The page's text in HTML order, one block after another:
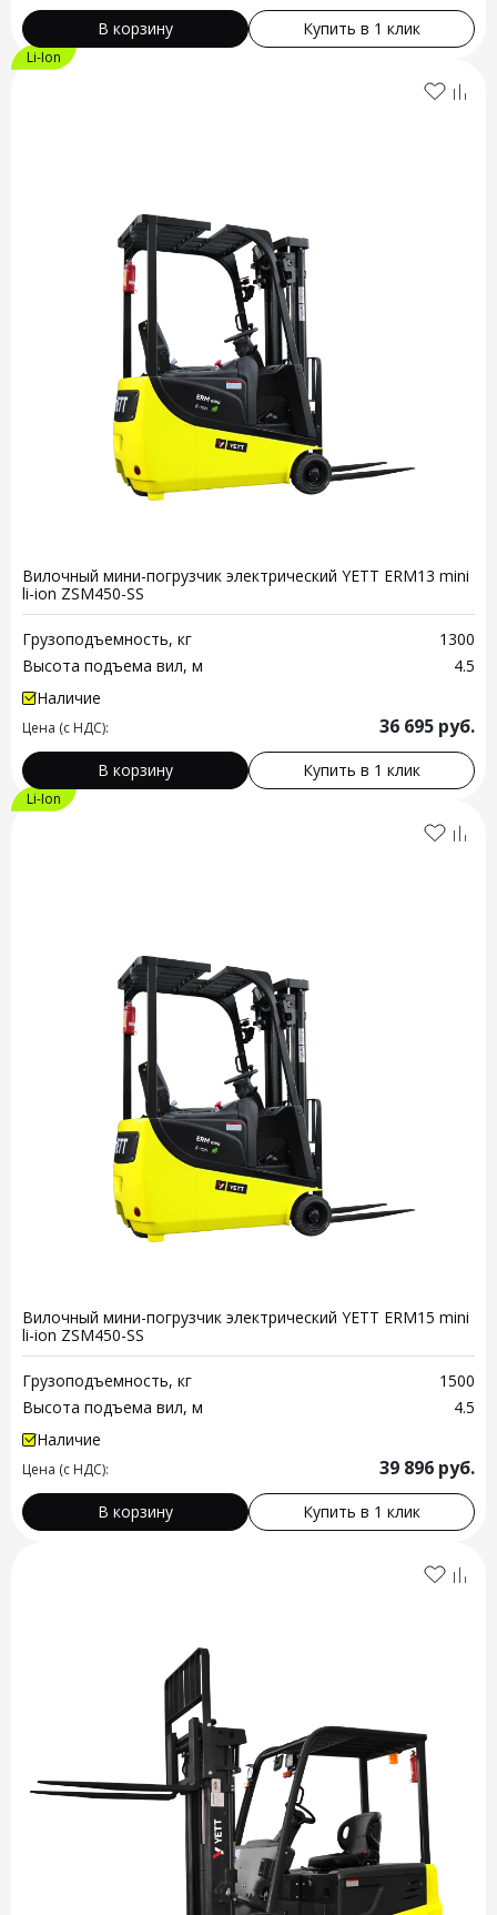
В корзину Купить в 1 клик
Li-Ion
Вилочный мини-погрузчик электрический YETT ERM13 mini
li-ion ZSM450-SS
Грузоподъемность, кг
1300
Высота подъема вил, м
4.5
Наличие
Цена (с НДС): 36 695 руб.
В корзину Купить в 1 клик
Li-Ion
Вилочный мини-погрузчик электрический YETT ERM15 mini
li-ion ZSM450-SS
Грузоподъемность, кг
1500
Высота подъема вил, м
4.5
Наличие
Цена (с НДС): 39 896 руб.
В корзину Купить в 1 клик